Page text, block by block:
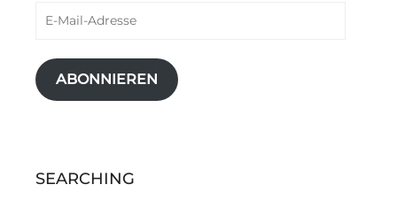
Mail-
ABONNIEREN
SEARCHING